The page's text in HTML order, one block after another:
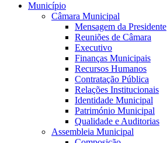
Município
Câmara Municipal
Mensagem da Presidente
Reuniões de Câmara
Executivo
Finanças Municipais
Recursos Humanos
Contratação Pública
Relações Institucionais
Identidade Municipal
Património Municipal
Qualidade e Auditorias
Assembleia Municipal